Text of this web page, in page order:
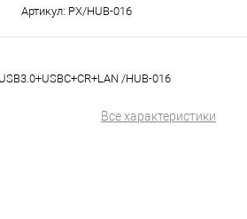
Артикул: PX/HUB-016
/HUB-016
Все характеристики